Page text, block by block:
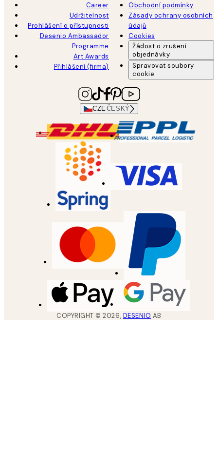
Career
Udržitelnost
Prohlášení o přístupnosti
Desenio Ambassador
Programme
Art Awards
Přihlášení (firma)
Obchodní podmínky
Zásady ochrany osobních
údajů
Cookies
Žádost o zrušení
objednávky
Spravovat soubory
cookie
CZEČESKÝ
COPYRIGHT ©2026, DESENIO AB